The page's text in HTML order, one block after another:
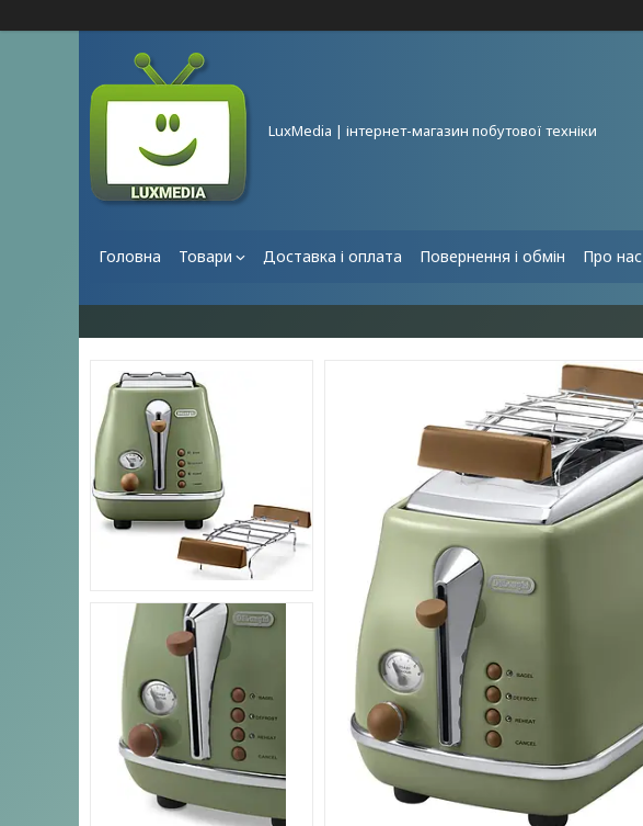
LuxMedia | інтернет-магазин побутової техніки
Головна Товари Доставка і оплата Повернення і обмін Про нас